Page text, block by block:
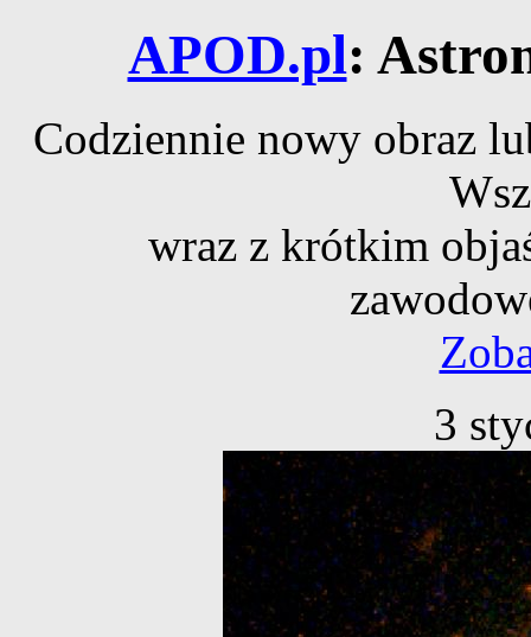
APOD.pl:
Codziennie nowy obraz
wraz z krótkim
3